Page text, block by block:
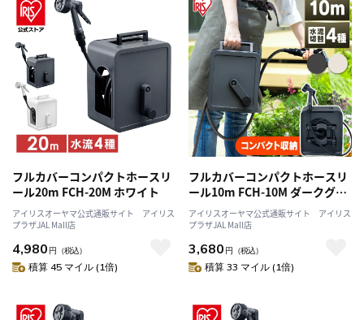
フルカバーコンパクトホースリ
ール20m FCH-20M ホワイト
アイリスオーヤマ公式通販サイト アイリス
プラザJAL Mall店
4,980 円 （税込）
積算 45 マイル (1倍)
フルカバーコンパクトホースリ
ール10m FCH-10M ダークグレ
ー
アイリスオーヤマ公式通販サイト アイリス
プラザJAL Mall店
3,680 円 （税込）
積算 33 マイル (1倍)